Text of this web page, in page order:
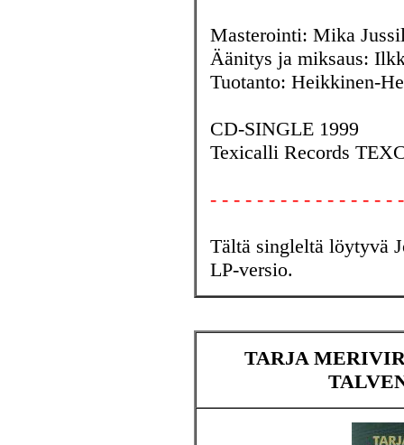
Masterointi: Mika
Äänitys ja miksaus:
Tuotanto: Heikkinen-
CD-SINGLE 1999
Texicalli Records
- - - - - - - - - - - - - - - - -
Tältä singleltä löytyvä
LP-versio.
TARJA